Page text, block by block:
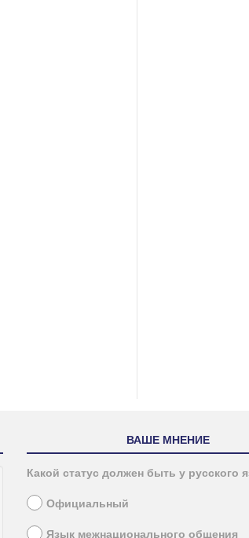
ВАШЕ МНЕНИЕ
Какой статус должен быть у русского
Официальный
Язык межнационального общения